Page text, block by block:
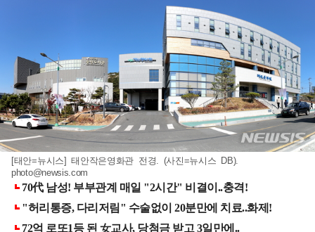
[태안=뉴시스] 태안작은영화관 전경. (사진=뉴시스 DB).
photo@newsis.com